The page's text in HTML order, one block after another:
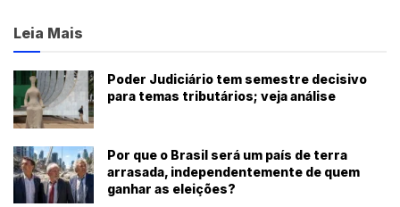
Leia Mais
Poder Judiciário tem semestre decisivo
para temas tributários; veja análise
Por que o Brasil será um país de terra
arrasada, independentemente de quem
ganhar as eleições?